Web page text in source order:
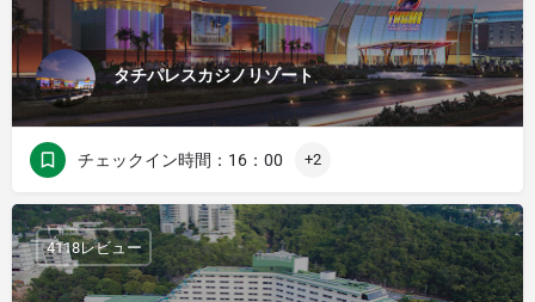
タチパレスカジノリゾート
チェックイン時間：16：00 +2
4118レビュー